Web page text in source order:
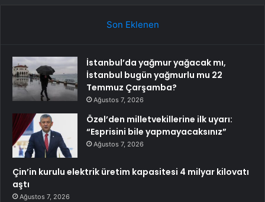
Son Eklenen
İstanbul’da yağmur yağacak mı,
İstanbul bugün yağmurlu mu 22
Temmuz Çarşamba?
Ağustos 7, 2026
Özel’den milletvekillerine ilk uyarı:
“Esprisini bile yapmayacaksınız”
Ağustos 7, 2026
Çin’in kurulu elektrik üretim kapasitesi 4 milyar kilovatı
aştı
Ağustos 7, 2026